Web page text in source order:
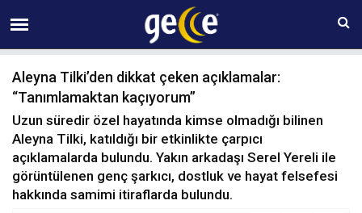
09 AĞUSTOS Pazar 14:19
Aleyna Tilki’den dikkat çeken açıklamalar:
“Tanımlamaktan kaçıyorum”
Uzun süredir özel hayatında kimse olmadığı bilinen
Aleyna Tilki, katıldığı bir etkinlikte çarpıcı
açıklamalarda bulundu. Yakın arkadaşı Serel Yereli ile
görüntülenen genç şarkıcı, dostluk ve hayat felsefesi
hakkında samimi itiraflarda bulundu.